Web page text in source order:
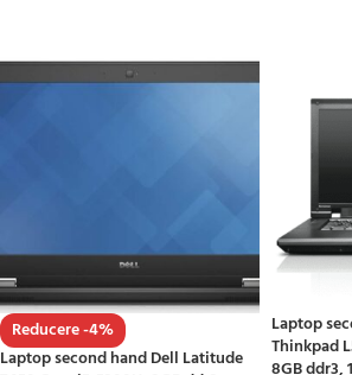
Reducere -4%
Laptop second hand Dell Latitude
Laptop
Thinkpad